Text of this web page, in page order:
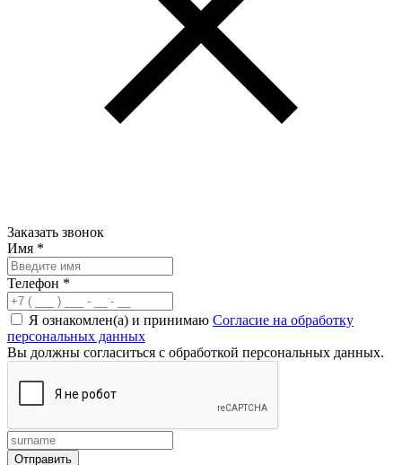
Заказать звонок
Имя *
Телефон *
Я ознакомлен(а) и принимаю Согласие на обработку
персональных данных
Вы должны согласиться с обработкой персональных данных.